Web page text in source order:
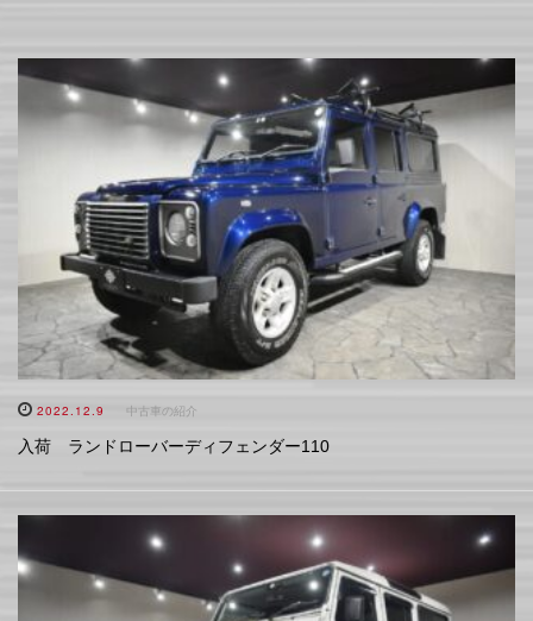
2022.12.9 中古車の紹介
入荷 ランドローバーディフェンダー110